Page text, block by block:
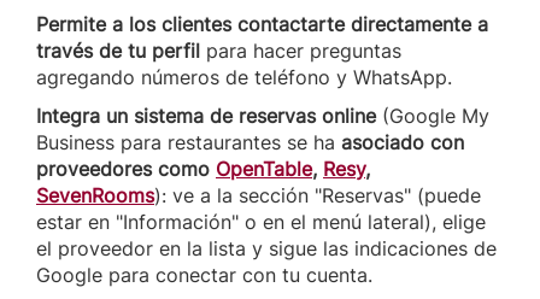
Permite a los clientes contactarte directamente a
través de tu perfil para hacer preguntas
agregando números de teléfono y WhatsApp.
Integra un sistema de reservas online(Google My
Business para restaurantes se ha asociado con
proveedores como OpenTable, Resy,
SevenRooms): ve a la sección "Reservas" (puede
estar en "Información" o en el menú lateral), elige
el proveedor en la lista y sigue las indicaciones de
Google para conectar con tu cuenta.